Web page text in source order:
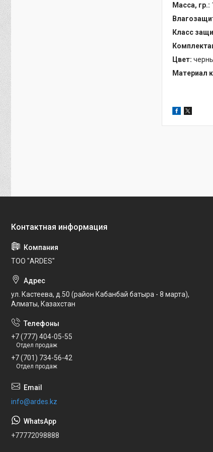
Масса, гр.:
Класс
Цвет:
Материал
ТОО "ARDES"
ул. Кастеева, д.50 (район Кабанбай батыра - 8 марта),
Алматы, Казахстан
+7 (777) 404-05-55
Отдел продаж
+7 (701) 734-56-42
Отдел продаж
info@ardes.kz
+77772098888